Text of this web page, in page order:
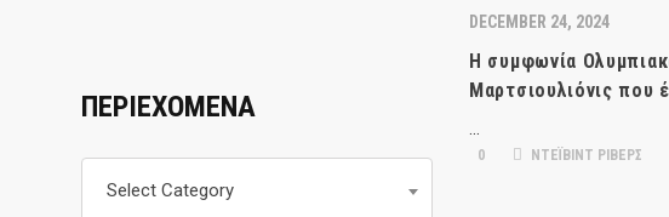
DECEMBER 24, 2024
Η συμφωνία
Μαρτσιουλιόνις που
…
0 ΝΤΕΪΒΙΝΤ ΡΙΒΕΡΣ
ΠΕΡΙΕΧΟΜΕΝΑ
Select Category